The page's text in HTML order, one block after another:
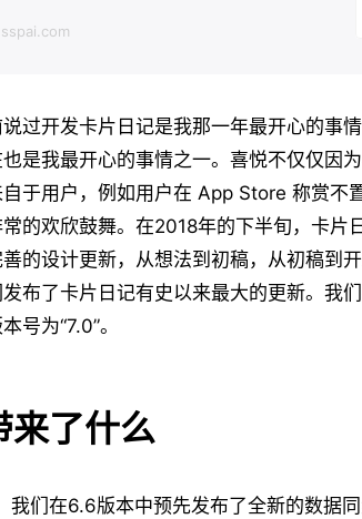
sspai.com
过开发卡片日记是我那一年最开心的事
是我最开心的事情之一。喜悦不仅仅因
于用户，例如用户在 App Store 称赏不
的欢欣鼓舞。在2018年的下半旬，卡片
的设计更新，从想法到初稿，从初稿到
布了卡片日记有史以来最大的更新。我
号为“7.0”。
来了什么
我们在6.6版本中预先发布了全新的数据